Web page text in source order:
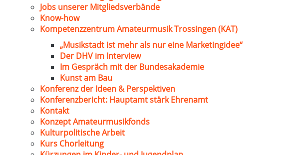
Jobs unserer Mitgliedsverbände
Know-how
Kompetenzzentrum Amateurmusik Trossingen (KAT)
„Musikstadt ist mehr als nur eine Marketingidee“
Der DHV im Interview
Im Gespräch mit der Bundesakademie
Kunst am Bau
Konferenz der Ideen & Perspektiven
Konferenzbericht: Hauptamt stärk Ehrenamt
Kontakt
Konzept Amateurmusikfonds
Kulturpolitische Arbeit
Kurs Chorleitung